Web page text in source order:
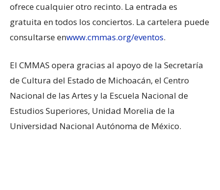
ofrece cualquier otro recinto. La entrada es
gratuita en todos los conciertos. La cartelera puede
consultarse enwww.cmmas.org/eventos.
El CMMAS opera gracias al apoyo de la Secretaría
de Cultura del Estado de Michoacán, el Centro
Nacional de las Artes y la Escuela Nacional de
Estudios Superiores, Unidad Morelia de la
Universidad Nacional Autónoma de México.